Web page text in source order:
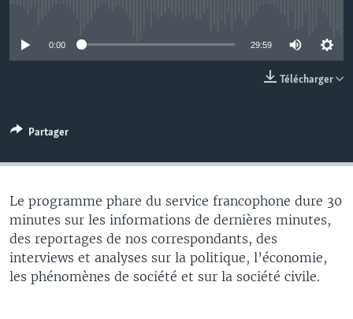
0:00 29:59
Télécharger
Partager
Le programme phare du service francophone dure 30
minutes sur les informations de dernières minutes,
des reportages de nos correspondants, des
interviews et analyses sur la politique, l’économie,
les phénomènes de société et sur la société civile.